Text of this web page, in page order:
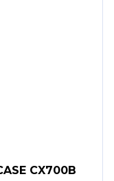
CX700B